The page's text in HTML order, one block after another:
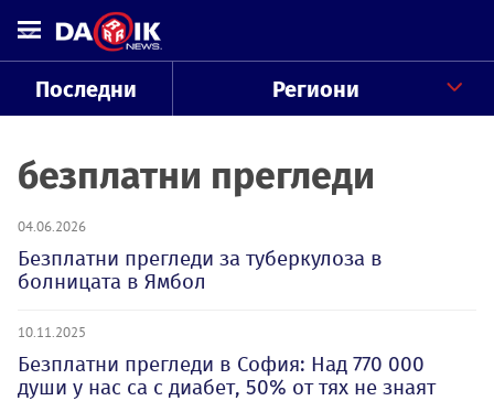
Последни Региони
безплатни прегледи
04.06.2026
Безплатни прегледи за туберкулоза в
болницата в Ямбол
10.11.2025
Безплатни прегледи в София: Над 770 000
души у нас са с диабет, 50% от тях не знаят